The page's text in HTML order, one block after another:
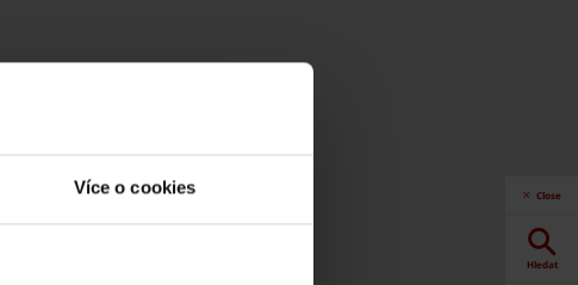
Více o cookies Close
Hledat